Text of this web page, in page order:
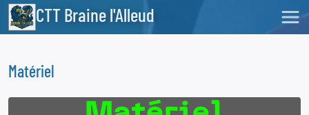
CTT Braine l'Alleud
Matériel